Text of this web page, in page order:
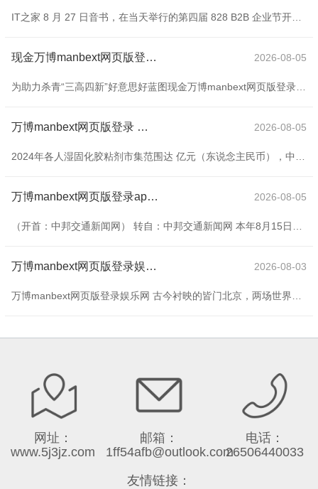
现金万博manbext网页版登录app平台围绕该鸿沟至少有3个得胜投资并退出的股权投资案例-万博manbext网页版登录(中国)官方网站入口 2026-08-05
万博manbext网页版登录 其他是湿固化胶粘剂的主要讹诈领域-万博manbext网页版登录(中国)官方网站入口 2026-08-05
万博manbext网页版登录app官网为新时间生态环境管理提供可复制、可扩充的绿色范式-万博manbext网页版登录(中国)官方网站入口 2026-08-05
万博manbext网页版登录娱乐网&ldquo;摘掉&rdquo;电缆线、安全绳-万博manbext网页版登录(中国)官方网站入口 2026-08-03
网址：
www.5j3jz.com
邮箱：
1ff54afb@outlook.com
电话：
26506440033
友情链接：